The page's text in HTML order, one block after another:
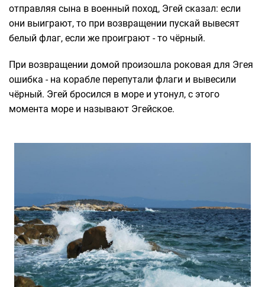
отправляя сына в военный поход, Эгей сказал: если
они выиграют, то при возвращении пускай вывесят
белый флаг, если же проиграют - то чёрный.
При возвращении домой произошла роковая для Эгея
ошибка - на корабле перепутали флаги и вывесили
чёрный. Эгей бросился в море и утонул, с этого
момента море и называют Эгейское.